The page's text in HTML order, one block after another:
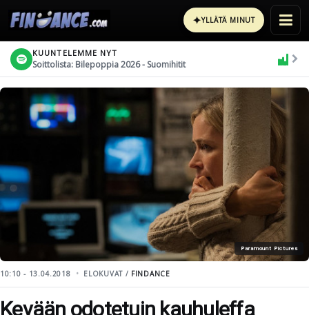
✦YLLÄTÄ MINUT
KUUNTELEMME NYT
Soittolista: Bilepoppia 2026 - Suomihitit
Paramount Pictures
10:10 - 13.04.2018 ELOKUVAT / FINDANCE
Kevään odotetuin kauhuleffa